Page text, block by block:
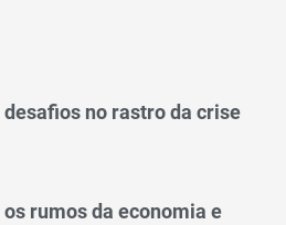
no rastro da crise
rumos da economia e